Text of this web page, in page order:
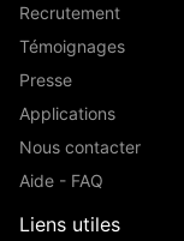
Recrutement
Témoignages
Presse
Applications
Nous contacter
Aide - FAQ
Liens utiles